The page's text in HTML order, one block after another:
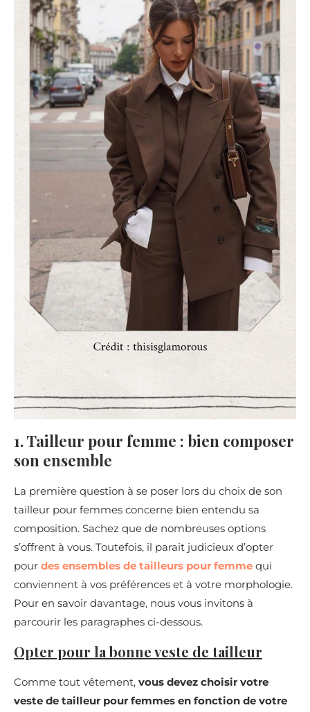
1. Tailleur pour femme : bien composer
son ensemble
La première question à se poser lors du choix de son
tailleur pour femmes concerne bien entendu sa
composition. Sachez que de nombreuses options
s’offrent à vous. Toutefois, il parait judicieux d’opter
pour des ensembles de tailleurs pour femme qui
conviennent à vos préférences et à votre morphologie.
Pour en savoir davantage, nous vous invitons à
parcourir les paragraphes ci-dessous.
Opter pour la bonne veste de tailleur
Comme tout vêtement, vous devez choisir votre
veste de tailleur pour femmes en fonction de votre